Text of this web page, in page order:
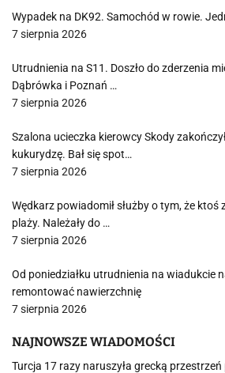
Wypadek na DK92. Samochód w rowie.
7 sierpnia 2026
Utrudnienia na S11. Doszło do zderzenia
Dąbrówka i Poznań …
7 sierpnia 2026
Szalona ucieczka kierowcy Skody
kukurydzę. Bał się spot…
7 sierpnia 2026
Wędkarz powiadomił służby o tym, że ktoś
plaży. Należały do …
7 sierpnia 2026
Od poniedziałku utrudnienia na wiadukcie
remontować nawierzchnię
7 sierpnia 2026
NAJNOWSZE WIADOMOŚCI
Turcja 17 razy naruszyła grecką